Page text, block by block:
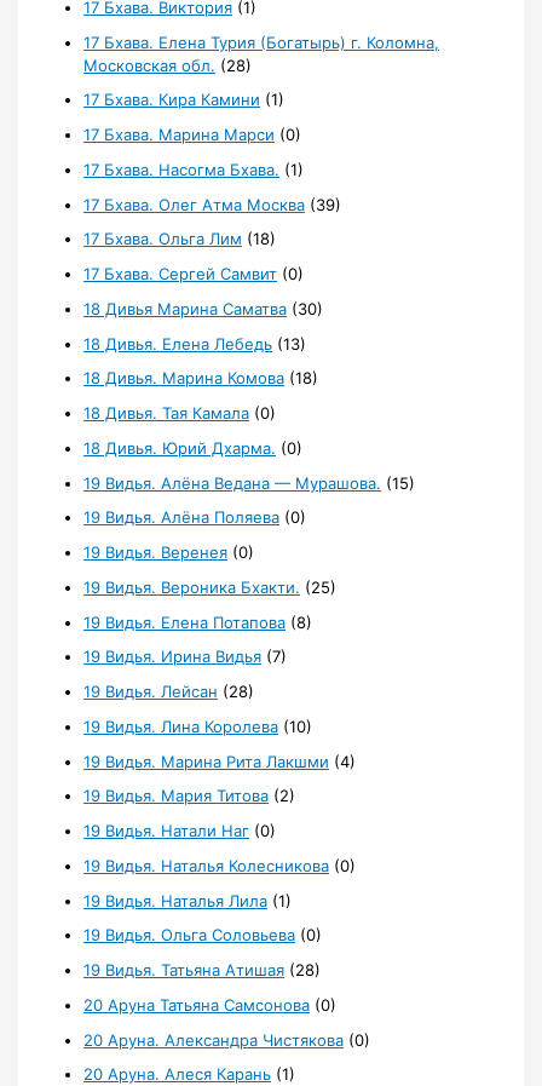
17 Бхава. Виктория (1)
17 Бхава. Елена Турия (Богатырь) г. Коломна,
Московская обл. (28)
17 Бхава. Кира Камини (1)
17 Бхава. Марина Марси (0)
17 Бхава. Насогма Бхава. (1)
17 Бхава. Олег Атма Москва (39)
17 Бхава. Ольга Лим (18)
17 Бхава. Сергей Самвит (0)
18 Дивья Марина Саматва (30)
18 Дивья. Елена Лебедь (13)
18 Дивья. Марина Комова (18)
18 Дивья. Тая Камала (0)
18 Дивья. Юрий Дхарма. (0)
19 Видья. Алёна Ведана — Мурашова. (15)
19 Видья. Алёна Поляева (0)
19 Видья. Веренея (0)
19 Видья. Вероника Бхакти. (25)
19 Видья. Елена Потапова (8)
19 Видья. Ирина Видья (7)
19 Видья. Лейсан (28)
19 Видья. Лина Королева (10)
19 Видья. Марина Рита Лакшми (4)
19 Видья. Мария Титова (2)
19 Видья. Натали Наг (0)
19 Видья. Наталья Колесникова (0)
19 Видья. Наталья Лила (1)
19 Видья. Ольга Соловьева (0)
19 Видья. Татьяна Атишая (28)
20 Аруна Татьяна Самсонова (0)
20 Аруна. Александра Чистякова (0)
20 Аруна. Алеся Карань (1)